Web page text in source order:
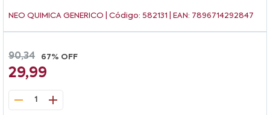
NEO QUIMICA GENERICO | Código: 582131 | EAN: 7896714292847
90,34 67% OFF
29,99
1